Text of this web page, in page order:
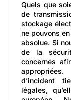
Quels que
de
stockage
ne pouvons
absolue. Si
de la
concernés
d’incident
légales,